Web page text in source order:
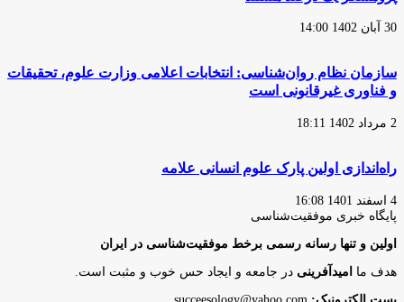
30 آبان 1402 14:00
سازمان نظام روان‌شناسی: انتخابات اعلامی وزارت علوم، تحقیقات
و فناوری غیرقانونی است
2 مرداد 1402 18:11
راه‌اندازی اولین پارک علوم انسانی علامه
4 اسفند 1401 16:08
پایگاه‌ خبری موفقیت‌شناسی
اولین و تنها رسانه رسمی برخط موفقیت‌شناسی در ایران
هدف ما امیدآفرینی در جامعه و ایجاد حس خوب و مثبت است.
پست الکترونیک: